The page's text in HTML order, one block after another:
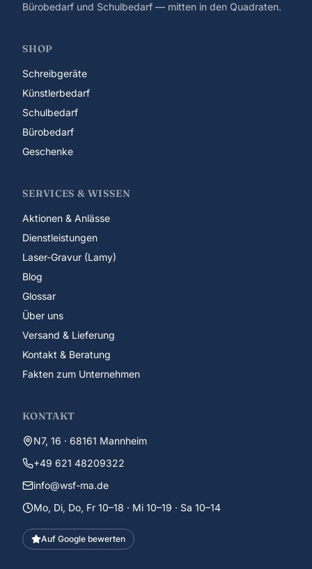
Bürobedarf und Schulbedarf — mitten in den Quadraten.
SHOP
Schreibgeräte
Künstlerbedarf
Schulbedarf
Bürobedarf
Geschenke
SERVICES & WISSEN
Aktionen & Anlässe
Dienstleistungen
Laser-Gravur (Lamy)
Blog
Glossar
Über uns
Versand & Lieferung
Kontakt & Beratung
Fakten zum Unternehmen
KONTAKT
N7, 16 · 68161 Mannheim
+49 621 48209322
info@wsf-ma.de
Mo, Di, Do, Fr 10–18 · Mi 10–19 · Sa 10–14
Auf Google bewerten